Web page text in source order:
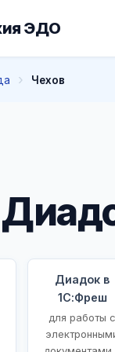
ЭДО
Чехов
Диадок в
1С:Фреш
для работы с